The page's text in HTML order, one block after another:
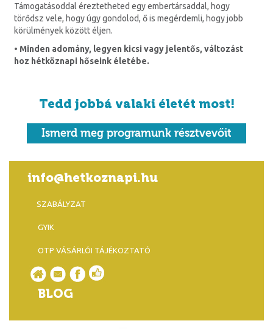
Támogatásoddal éreztetheted egy embertársaddal, hogy
törődsz vele, hogy úgy gondolod, ő is megérdemli, hogy jobb
körülmények között éljen.
• Minden adomány, legyen kicsi vagy jelentős, változást
hoz hétköznapi hőseink életébe.
Tedd jobbá valaki életét most!
Ismerd meg programunk résztvevőit
info@hetkoznapi.hu
SZABÁLYZAT
GYIK
OTP VÁSÁRLÓI TÁJÉKOZTATÓ
BLOG